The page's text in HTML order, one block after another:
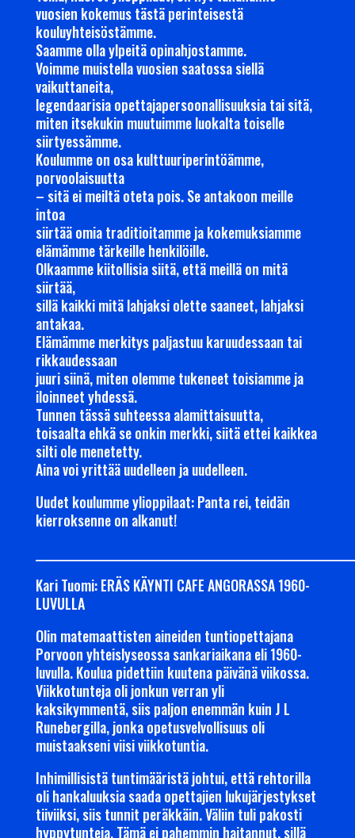
vuosien kokemus tästä perinteisestä
kouluyhteisöstämme.
Saamme olla ylpeitä opinahjostamme.
Voimme muistella vuosien saatossa siellä
vaikuttaneita,
legendaarisia opettajapersoonallisuuksia tai sitä,
miten itsekukin muutuimme luokalta toiselle
siirtyessämme.
Koulumme on osa kulttuuriperintöämme,
porvoolaisuutta
– sitä ei meiltä oteta pois. Se antakoon meille
intoa
siirtää omia traditioitamme ja kokemuksiamme
elämämme tärkeille henkilöille.
Olkaamme kiitollisia siitä, että meillä on mitä
siirtää,
sillä kaikki mitä lahjaksi olette saaneet, lahjaksi
antakaa.
Elämämme merkitys paljastuu karuudessaan tai
rikkaudessaan
juuri siinä, miten olemme tukeneet toisiamme ja
iloinneet yhdessä.
Tunnen tässä suhteessa alamittaisuutta,
toisaalta ehkä se onkin merkki, siitä ettei kaikkea
silti ole menetetty.
Aina voi yrittää uudelleen ja uudelleen.
Uudet koulumme ylioppilaat: Panta rei, teidän
kierroksenne on alkanut!
Kari Tuomi: ERÄS KÄYNTI CAFE ANGORASSA 1960-
LUVULLA
Olin matemaattisten aineiden tuntiopettajana
Porvoon yhteislyseossa sankariaikana eli 1960-
luvulla. Koulua pidettiin kuutena päivänä viikossa.
Viikkotunteja oli jonkun verran yli
kaksikymmentä, siis paljon enemmän kuin J L
Runebergilla, jonka opetusvelvollisuus oli
muistaakseni viisi viikkotuntia.
Inhimillisistä tuntimääristä johtui, että rehtorilla
oli hankaluuksia saada opettajien lukujärjestykset
tiiviiksi, siis tunnit peräkkäin. Väliin tuli pakosti
hyppytunteja. Tämä ei pahemmin haitannut, sillä